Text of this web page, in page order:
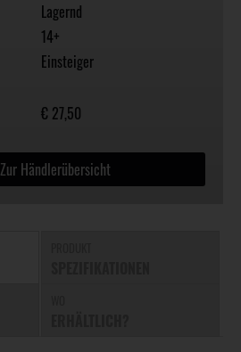
Lagernd
14+
Einsteiger
€ 27,50
Zur Händlerübersicht